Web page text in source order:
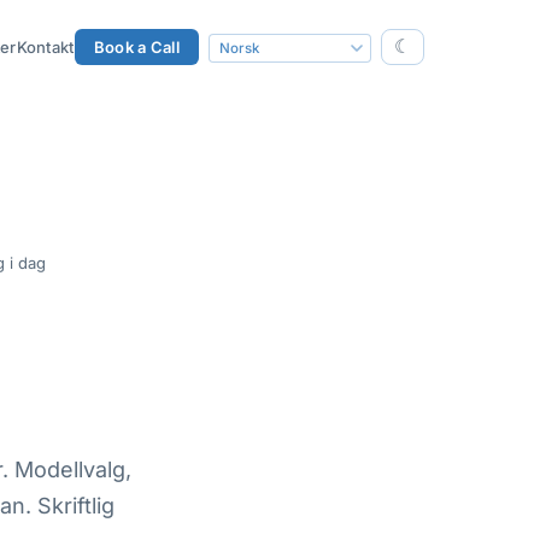
Kontakt Book a Call ☾
i dag
Modellvalg,
Skriftlig